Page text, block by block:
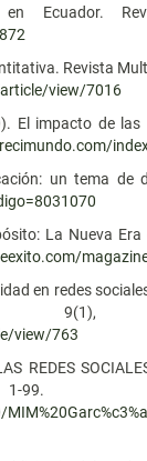
en Ecuador.
Revista
view/7016
El impacto de
un tema de
La Nueva
en redes
9(1),
view/763
REDES
99.